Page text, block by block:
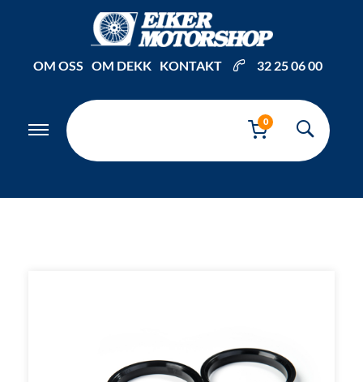
OM OSS OM DEKK KONTAKT 32 25 06 00
0